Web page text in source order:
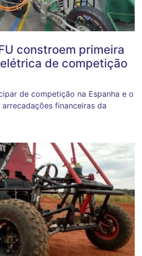
constroem primeira
de competição
de competição na Espanha e o
financeiras da